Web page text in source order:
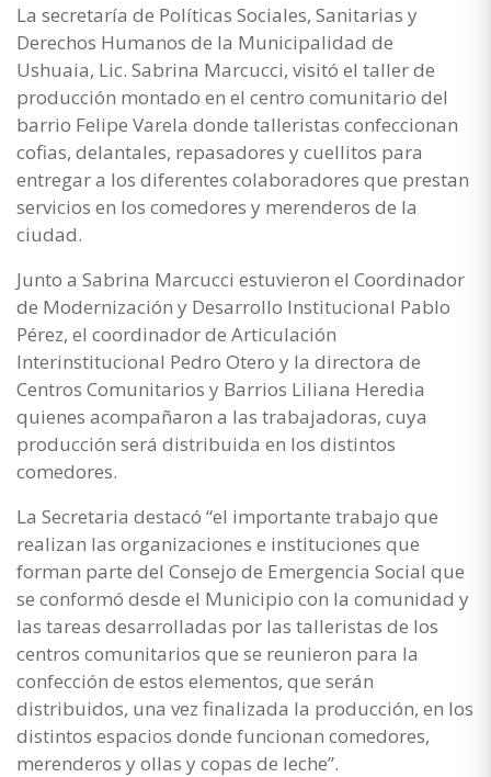
La secretaría de Políticas Sociales, Sanitarias y
Derechos Humanos de la Municipalidad de
Ushuaia, Lic. Sabrina Marcucci, visitó el taller de
producción montado en el centro comunitario del
barrio Felipe Varela donde talleristas confeccionan
cofias, delantales, repasadores y cuellitos para
entregar a los diferentes colaboradores que prestan
servicios en los comedores y merenderos de la
ciudad.
Junto a Sabrina Marcucci estuvieron el Coordinador
de Modernización y Desarrollo Institucional Pablo
Pérez, el coordinador de Articulación
Interinstitucional Pedro Otero y la directora de
Centros Comunitarios y Barrios Liliana Heredia
quienes acompañaron a las trabajadoras, cuya
producción será distribuida en los distintos
comedores.
La Secretaria destacó “el importante trabajo que
realizan las organizaciones e instituciones que
forman parte del Consejo de Emergencia Social que
se conformó desde el Municipio con la comunidad y
las tareas desarrolladas por las talleristas de los
centros comunitarios que se reunieron para la
confección de estos elementos, que serán
distribuidos, una vez finalizada la producción, en los
distintos espacios donde funcionan comedores,
merenderos y ollas y copas de leche”.